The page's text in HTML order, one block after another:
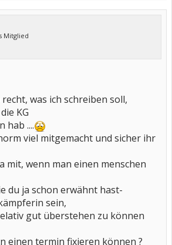
Mitglied
was ich schreiben soll,
KG
hab ....
viel mitgemacht und sicher ihr
mit, wenn man einen menschen
du ja schon erwähnt hast-
sein,
gut überstehen zu können
einen termin fixieren können ?